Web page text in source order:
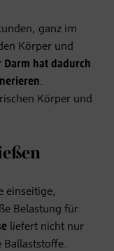
ganz im
Körper und
Darm hat dadurch
.
Körper und
einseitige,
Belastung für
liefert nicht nur
Ballaststoffe.